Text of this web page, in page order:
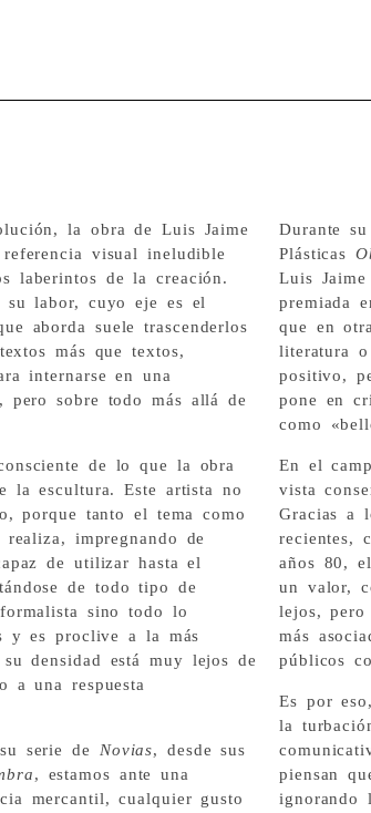
la obra de Luis Jaime
visual ineludible
laberintos de la creación.
labor, cuyo eje es el
aborda suele trascenderlos
más que textos,
internarse en una
sobre todo más allá de
de lo que la obra
la escultura. Este artista no
porque tanto el tema como
impregnando de
de utilizar hasta el
de todo tipo de
sino todo lo
y es proclive a la más
densidad está muy lejos de
a una respuesta
serie de Novias, desde sus
, estamos ante una
mercantil, cualquier gusto
Durante
Plásticas
Luis
premiada
que en
literatura
positivo,
pone en
como
En el
vista
Gracias a
recientes,
años 80,
un valor,
lejos, pero
más
públicos
Es por
la
piensan
ignorando